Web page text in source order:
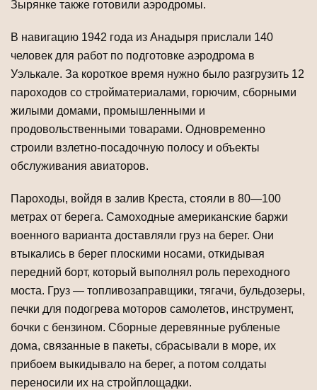
Зырянке также готовили аэродромы.
В навигацию 1942 года из Анадыря прислали 140
человек для работ по подго­товке аэродрома в
Уэлькале. За короткое время нужно было разгрузить 12
па­роходов со стройматериалами, горючим, сборными
жилыми домами, промышленными и
продовольственными товарами. Одновременно
строили взлет­но-посадочную полосу и объекты
обслуживания авиаторов.
Пароходы, войдя в залив Креста, стояли в 80—100
метрах от берега. Самоход­ные американские баржи
военного варианта доставляли груз на берег. Они
втыка­лись в берег плоскими носами, откидывая
передний борт, который выполнял роль переходного
моста. Груз — топливозаправщики, тягачи, бульдозеры,
печки для по­догрева моторов самолетов, инструмент,
бочки с бензином. Сборные деревянные рубленые
дома, связанные в пакеты, сбрасывали в море, их
прибоем выкидывало на берег, а потом солдаты
переносили их на стройплощадки.